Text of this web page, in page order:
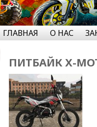
ГЛАВНАЯ О НАС
ПИТБАЙК X-